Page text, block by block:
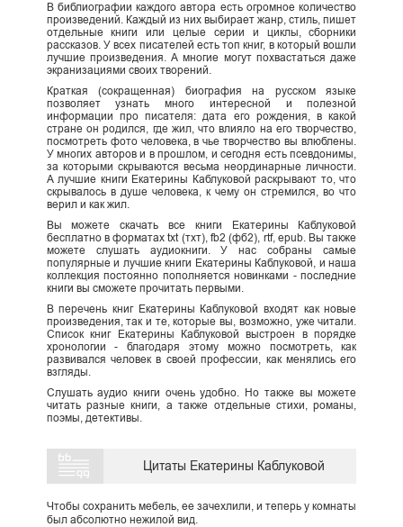
В библиографии каждого автора есть огромное количество
произведений. Каждый из них выбирает жанр, стиль, пишет
отдельные книги или целые серии и циклы, сборники
рассказов. У всех писателей есть топ книг, в который вошли
лучшие произведения. А многие могут похвастаться даже
экранизациями своих творений.
Краткая (сокращенная) биография на русском языке
позволяет узнать много интересной и полезной
информации про писателя: дата его рождения, в какой
стране он родился, где жил, что влияло на его творчество,
посмотреть фото человека, в чье творчество вы влюблены.
У многих авторов и в прошлом, и сегодня есть псевдонимы,
за которыми скрываются весьма неординарные личности.
А лучшие книги Екатерины Каблуковой раскрывают то, что
скрывалось в душе человека, к чему он стремился, во что
верил и как жил.
Вы можете скачать все книги Екатерины Каблуковой
бесплатно в форматах txt (тхт), fb2 (фб2), rtf, epub. Вы также
можете слушать аудиокниги. У нас собраны самые
популярные и лучшие книги Екатерины Каблуковой, и наша
коллекция постоянно пополняется новинками - последние
книги вы сможете прочитать первыми.
В перечень книг Екатерины Каблуковой входят как новые
произведения, так и те, которые вы, возможно, уже читали.
Список книг Екатерины Каблуковой выстроен в порядке
хронологии - благодаря этому можно посмотреть, как
развивался человек в своей профессии, как менялись его
взгляды.
Слушать аудио книги очень удобно. Но также вы можете
читать разные книги, а также отдельные стихи, романы,
поэмы, детективы.
Цитаты Екатерины Каблуковой
Чтобы сохранить мебель, ее зачехлили, и теперь у комнаты
был абсолютно нежилой вид.